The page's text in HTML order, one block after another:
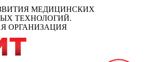
МЕДИЦИНСКИХ
ТЕХНОЛОГИЙ.
ОРГАНИЗАЦИЯ